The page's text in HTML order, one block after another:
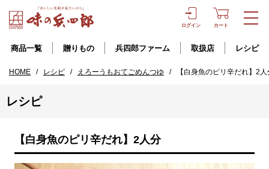
ログイン カート
商品一覧 贈りもの 兵四郎ファーム 取扱店 レシピ
HOME / レシピ / えろーうもおてごめんつゆ / 【白身魚のピリ辛だれ】2人
レシピ
【白身魚のピリ辛だれ】2人分